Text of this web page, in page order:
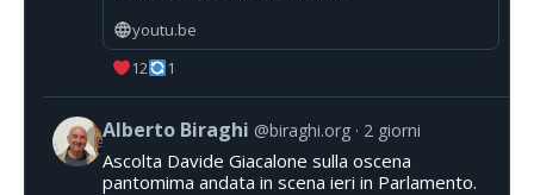
youtu.be
12
1
Alberto Biraghi @biraghi.org 2 giorni
Ascolta Davide Giacalone sulla oscena
pantomima andata in scena ieri in Parlamento.